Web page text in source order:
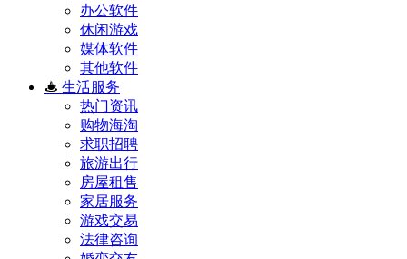
办公软件
休闲游戏
媒体软件
其他软件
生活服务
热门资讯
购物海淘
求职招聘
旅游出行
房屋租售
家居服务
游戏交易
法律咨询